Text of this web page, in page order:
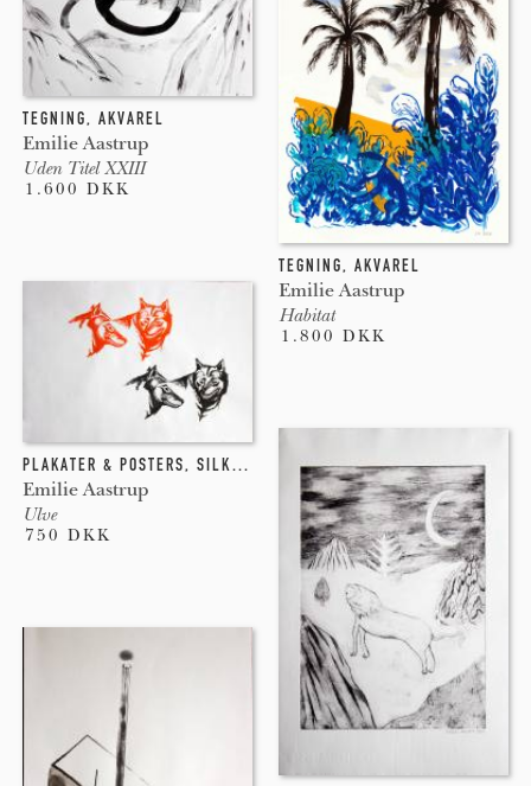
TEGNING, AKVAREL
Emilie Aastrup
Uden Titel XXIII
1.600 DKK
TEGNING, AKVAREL
Emilie Aastrup
Habitat
1.800 DKK
PLAKATER & POSTERS, SILKETRYK
Emilie Aastrup
Ulve
750 DKK